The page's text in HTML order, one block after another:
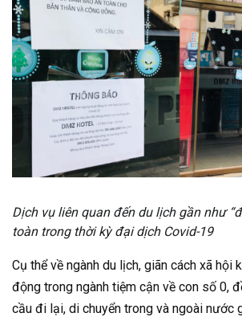
Dịch vụ liên quan đến du lịch gần như
toàn trong thời kỳ đại dịch Covid-19
Cụ thể về ngành du lịch, giãn cách xã hội
động trong ngành tiệm cận về con số 0,
cầu đi lại, di chuyển trong và ngoài nước